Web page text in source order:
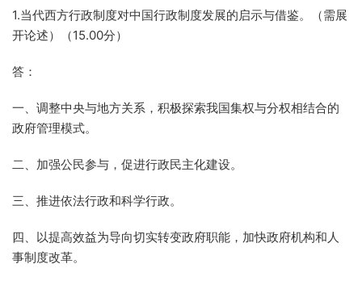
1.当代西方行政制度对中国行政制度发展的启示与借鉴。（需展
开论述）（15.00分）
答：
一、调整中央与地方关系，积极探索我国集权与分权相结合的
政府管理模式。
二、加强公民参与，促进行政民主化建设。
三、推进依法行政和科学行政。
四、以提高效益为导向切实转变政府职能，加快政府机构和人
事制度改革。